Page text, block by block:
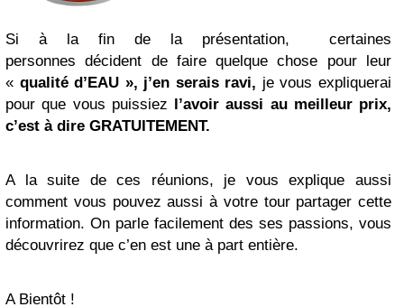
Si à la fin de la présentation, certaines
personnes décident de faire quelque chose pour leur
« qualité d’EAU », j’en serais ravi, je vous expliquerai
pour que vous puissiez l’avoir aussi au meilleur prix,
c’est à dire GRATUITEMENT.
A la suite de ces réunions, je vous explique aussi
comment vous pouvez aussi à votre tour partager cette
information. On parle facilement des ses passions, vous
découvrirez que c’en est une à part entière.
A Bientôt !